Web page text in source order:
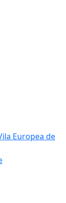
Europea de